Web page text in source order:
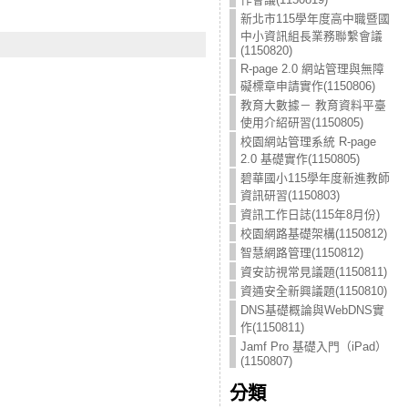
新北市115學年度高中職暨國
中小資訊組長業務聯繫會議
(1150820)
R-page 2.0 網站管理與無障
礙標章申請實作(1150806)
教育大數據－ 教育資料平臺
使用介紹研習(1150805)
校園網站管理系統 R-page
2.0 基礎實作(1150805)
碧華國小115學年度新進教師
資訊研習(1150803)
資訊工作日誌(115年8月份)
校園網路基礎架構(1150812)
智慧網路管理(1150812)
資安訪視常見議題(1150811)
資通安全新興議題(1150810)
DNS基礎概論與WebDNS實
作(1150811)
Jamf Pro 基礎入門（iPad）
(1150807)
分類